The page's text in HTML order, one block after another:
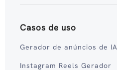
Casos de uso
Gerador de anúncios de IA
Instagram Reels Gerador